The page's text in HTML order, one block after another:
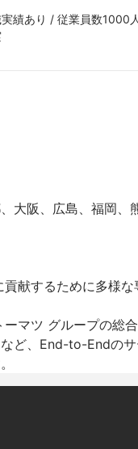
績あり / 従業員数1000
大阪、広島、福岡、
献するために多様
マツ グループの総
ど、End-to-Endの